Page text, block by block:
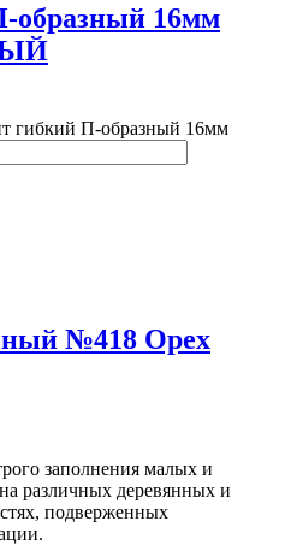
образный 16мм
гибкий П-образный 16мм
№418 Орех
заполнения малых и
различных деревянных и
подверженных